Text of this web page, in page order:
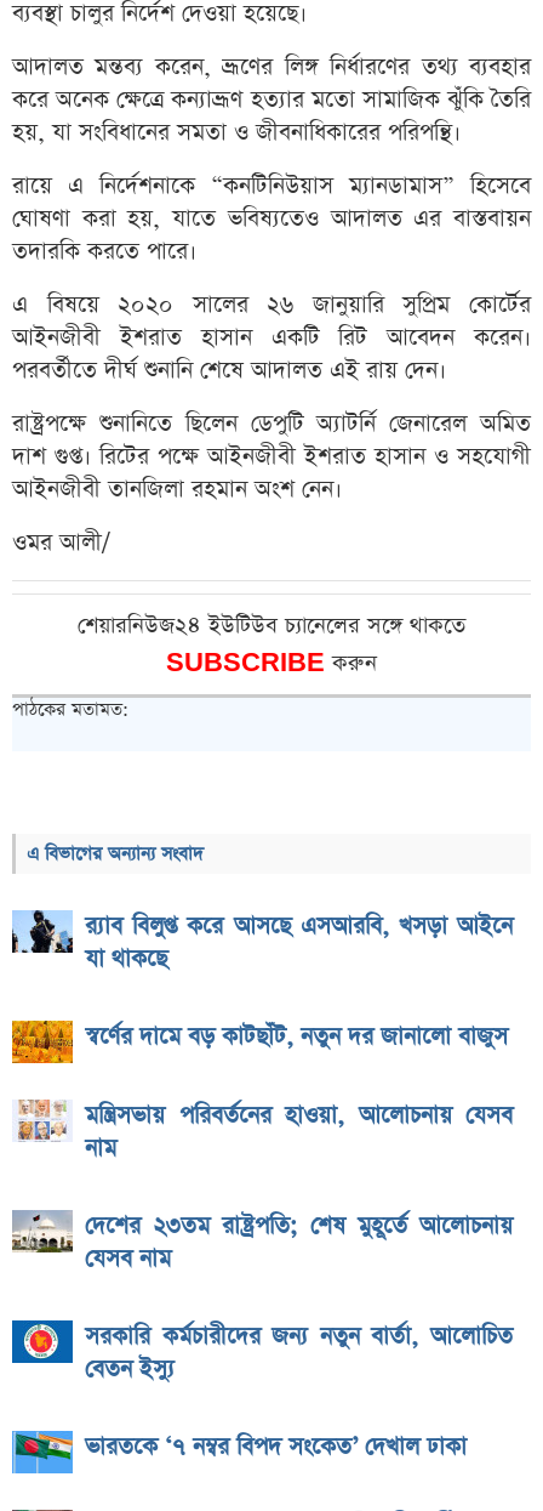
ব্যবস্থা চালুর নির্দেশ দেওয়া হয়েছে।
আদালত মন্তব্য করেন, ভ্রূণের লিঙ্গ নির্ধারণের তথ্য ব্যবহার
করে অনেক ক্ষেত্রে কন্যাভ্রূণ হত্যার মতো সামাজিক ঝুঁকি তৈরি
হয়, যা সংবিধানের সমতা ও জীবনাধিকারের পরিপন্থি।
রায়ে এ নির্দেশনাকে “কনটিনিউয়াস ম্যানডামাস” হিসেবে
ঘোষণা করা হয়, যাতে ভবিষ্যতেও আদালত এর বাস্তবায়ন
তদারকি করতে পারে।
এ বিষয়ে ২০২০ সালের ২৬ জানুয়ারি সুপ্রিম কোর্টের
আইনজীবী ইশরাত হাসান একটি রিট আবেদন করেন।
পরবর্তীতে দীর্ঘ শুনানি শেষে আদালত এই রায় দেন।
রাষ্ট্রপক্ষে শুনানিতে ছিলেন ডেপুটি অ্যাটর্নি জেনারেল অমিত
দাশ গুপ্ত। রিটের পক্ষে আইনজীবী ইশরাত হাসান ও সহযোগী
আইনজীবী তানজিলা রহমান অংশ নেন।
ওমর আলী/
শেয়ারনিউজ২৪ ইউটিউব চ্যানেলের সঙ্গে থাকতে
SUBSCRIBEকরুন
পাঠকের মতামত:
এ বিভাগের অন্যান্য সংবাদ
র‌্যাব বিলুপ্ত করে আসছে এসআরবি, খসড়া আইনে
যা থাকছে
স্বর্ণের দামে বড় কাটছাঁট, নতুন দর জানালো বাজুস
মন্ত্রিসভায় পরিবর্তনের হাওয়া, আলোচনায় যেসব
নাম
দেশের ২৩তম রাষ্ট্রপতি; শেষ মুহূর্তে আলোচনায়
যেসব নাম
সরকারি কর্মচারীদের জন্য নতুন বার্তা, আলোচিত
বেতন ইস্যু
ভারতকে ‘৭ নম্বর বিপদ সংকেত’ দেখাল ঢাকা